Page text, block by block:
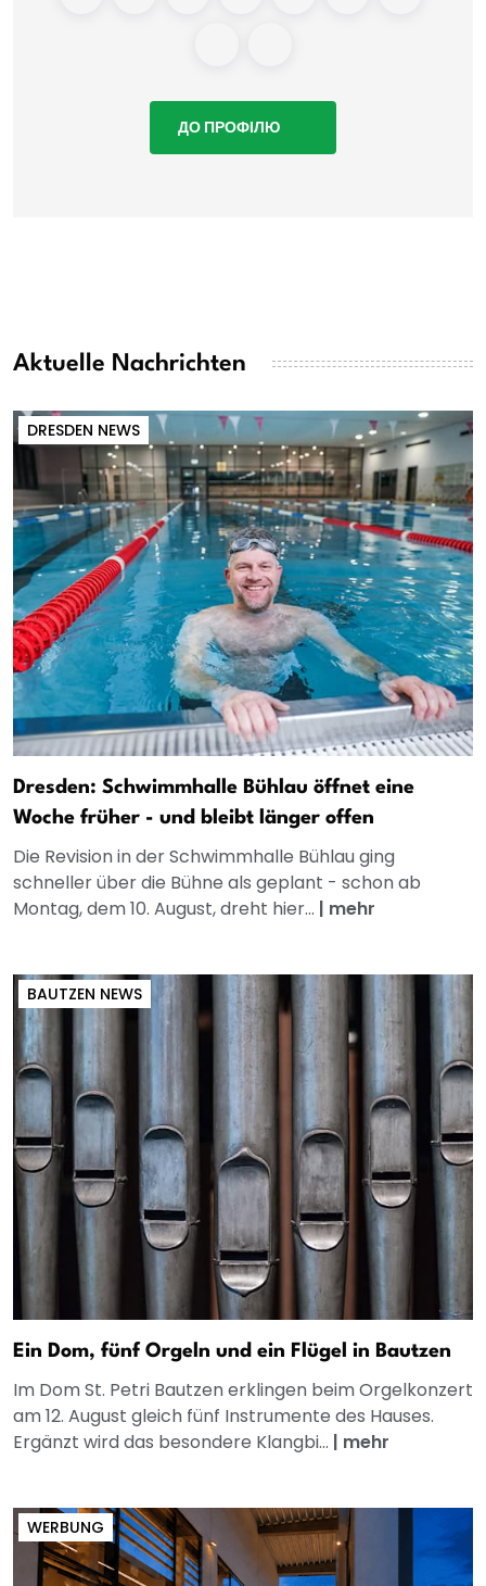
ДО ПРОФІЛЮ
Aktuelle Nachrichten
DRESDEN NEWS
Dresden: Schwimmhalle Bühlau öffnet eine
Woche früher - und bleibt länger offen
Die Revision in der Schwimmhalle Bühlau ging
schneller über die Bühne als geplant - schon ab
Montag, dem 10. August, dreht hier... | mehr
BAUTZEN NEWS
Ein Dom, fünf Orgeln und ein Flügel in Bautzen
Im Dom St. Petri Bautzen erklingen beim Orgelkonzert
am 12. August gleich fünf Instrumente des Hauses.
Ergänzt wird das besondere Klangbi... | mehr
WERBUNG